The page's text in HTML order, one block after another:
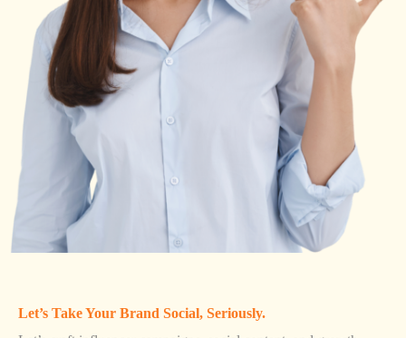
Let’s Take Your Brand Social, Seriously.